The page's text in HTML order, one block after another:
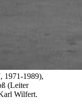
1971-1989),
(Leiter
Wilfert.